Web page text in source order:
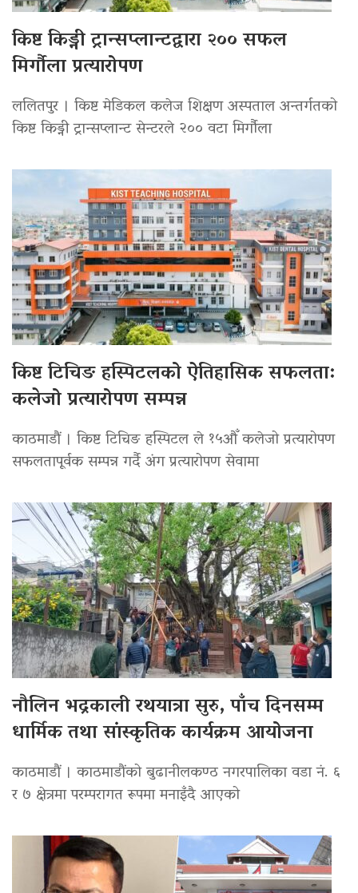
किष्ट किड्नी ट्रान्सप्लान्टद्वारा २०० सफल
मिर्गौला प्रत्यारोपण
ललितपुर । किष्ट मेडिकल कलेज शिक्षण अस्पताल अन्तर्गतको
किष्ट किड्नी ट्रान्सप्लान्ट सेन्टरले २०० वटा मिर्गौला
किष्ट टिचिङ हस्पिटलको ऐतिहासिक सफलता:
कलेजो प्रत्यारोपण सम्पन्न
काठमाडौं । किष्ट टिचिङ हस्पिटल ले १५औँ कलेजो प्रत्यारोपण
सफलतापूर्वक सम्पन्न गर्दै अंग प्रत्यारोपण सेवामा
नौलिन भद्रकाली रथयात्रा सुरु, पाँच दिनसम्म
धार्मिक तथा सांस्कृतिक कार्यक्रम आयोजना
काठमाडौं । काठमाडौंको बुढानीलकण्ठ नगरपालिका वडा नं. ६
र ७ क्षेत्रमा परम्परागत रूपमा मनाइँदै आएको